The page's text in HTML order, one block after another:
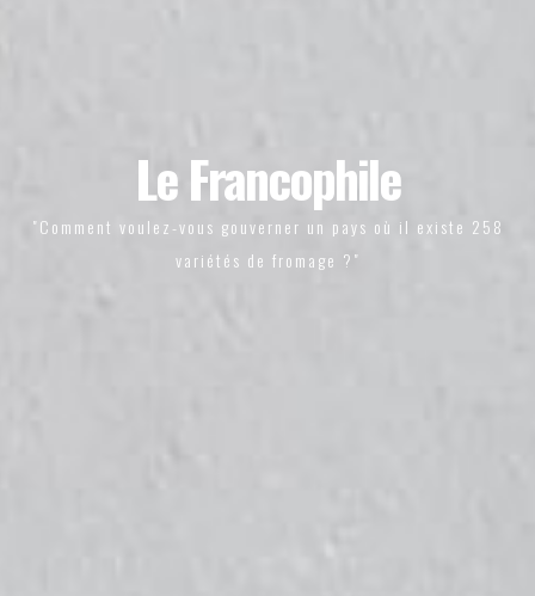
Le Francophile
"Comment voulez-vous gouverner un pays où il existe 258
variétés de fromage ?"